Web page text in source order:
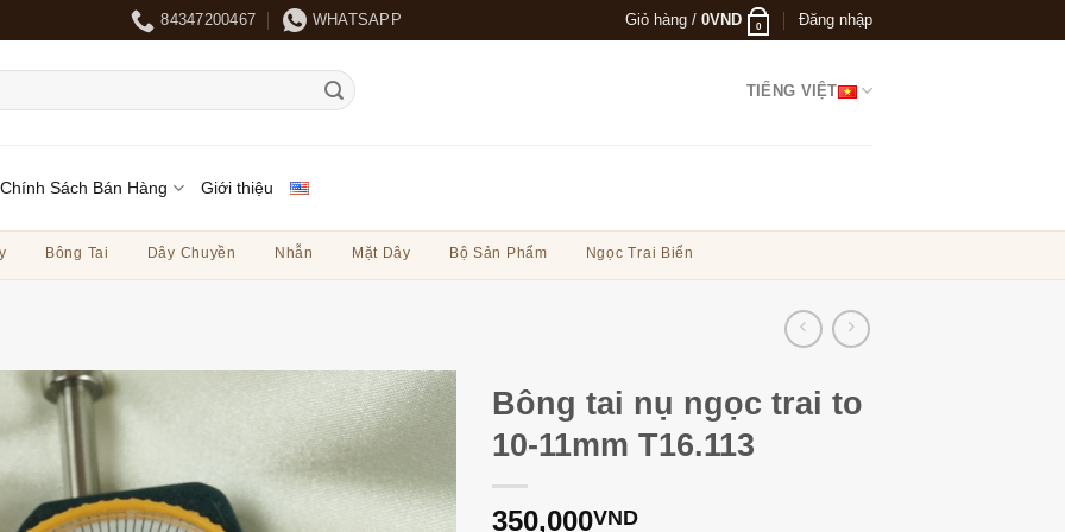
84347200467 WHATSAPP Giỏ hàng / 0VND 0 Đăng nhập
TIẾNG VIỆT
Chính Sách Bán Hàng Giới thiệu
Bông Tai Dây Chuyền Nhẫn Mặt Dây Bộ Sản Phẩm Ngọc Trai Biển
Bông tai nụ ngọc trai to
10-11mm T16.113
350,000VND